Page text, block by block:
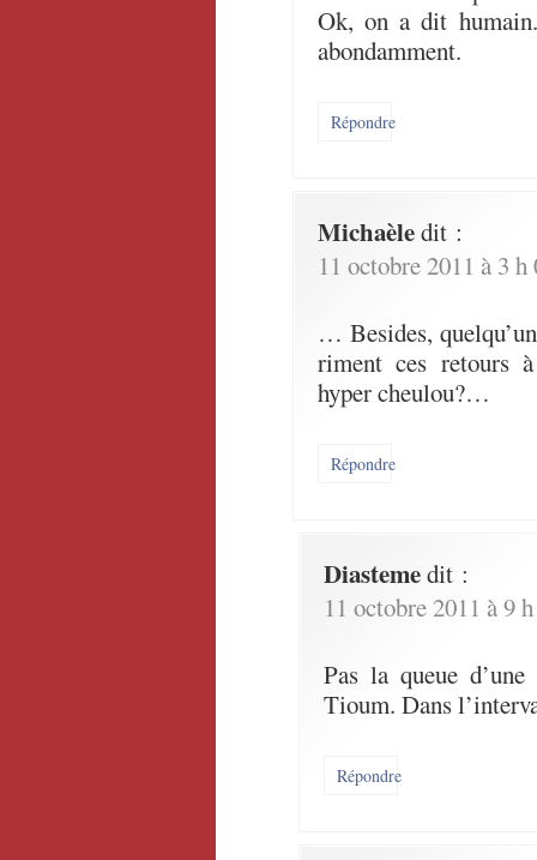
Ok, on a dit
abondamment.
Répondre
Michaèledit :
11 octobre 2011 à 3
… Besides,
riment ces retours
hyper cheulou?…
Répondre
Diastemedit :
11 octobre 2011 à 9
Pas la queue
Tioum. Dans
Répondre